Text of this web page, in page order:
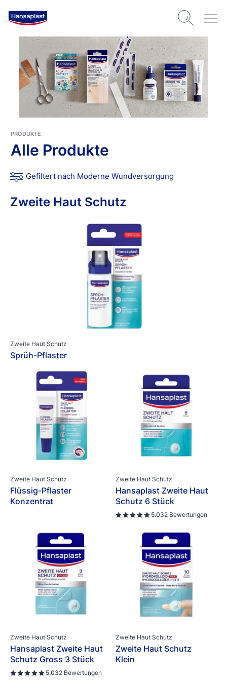
PRODUKTE
Alle Produkte
Gefiltert nach Moderne Wundversorgung
Zweite Haut Schutz
Zweite Haut Schutz
Sprüh-Pflaster
Zweite Haut Schutz
Flüssig-Pflaster
Konzentrat
Zweite Haut Schutz
Hansaplast Zweite Haut
Schutz 6 Stück
5.032 Bewertungen
Zweite Haut Schutz
Hansaplast Zweite Haut
Schutz Gross 3 Stück
5.032 Bewertungen
Zweite Haut Schutz
Zweite Haut Schutz
Klein